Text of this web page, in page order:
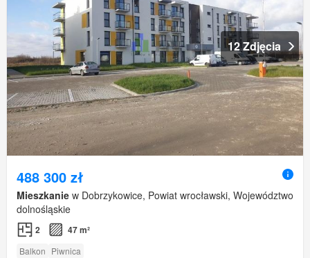
12 Zdjęcia
488 300 zł
Mieszkanie w Dobrzykowice, Powiat wrocławski, Województwo
dolnośląskie
2 47 m²
Balkon Piwnica